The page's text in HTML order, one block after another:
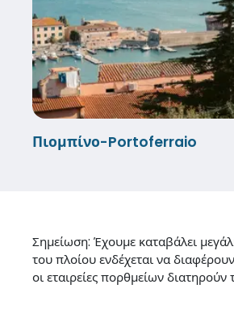
Πιομπίνο-Portoferraio
Σημείωση: Έχουμε καταβάλει
του πλοίου ενδέχεται να
οι εταιρείες πορθμείων